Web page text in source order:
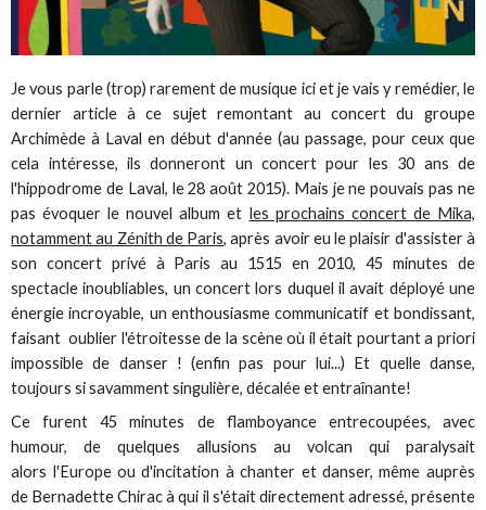
Je vous parle (trop) rarement de musique ici et je vais y remédier, le
dernier article à ce sujet remontant au concert du groupe
Archimède à Laval en début d'année (au passage, pour ceux que
cela intéresse, ils donneront un concert pour les 30 ans de
l'hippodrome de Laval, le 28 août 2015). Mais je ne pouvais pas ne
pas évoquer le nouvel album et les prochains concert de Mika,
notamment au Zénith de Paris, après avoir eu le plaisir d'assister à
son concert privé à Paris au 1515 en 2010, 45 minutes de
spectacle inoubliables, un concert lors duquel il avait déployé une
énergie incroyable, un enthousiasme communicatif et bondissant,
faisant oublier l'étroitesse de la scène où il était pourtant a priori
impossible de danser ! (enfin pas pour lui...) Et quelle danse,
toujours si savamment singulière, décalée et entraînante!
Ce furent 45 minutes de flamboyance entrecoupées, avec
humour, de quelques allusions au volcan qui paralysait
alors l'Europe ou d'incitation à chanter et danser, même auprès
de Bernadette Chirac à qui il s'était directement adressé, présente